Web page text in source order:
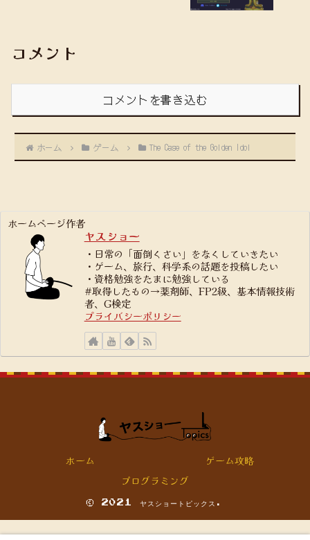
コメント
コメントを書き込む
ホーム ゲーム The Case of the Golden Idol
ホームページ作者
ヤスショー
・日常の「面倒くさい」をなくしていきたい
・ゲーム、旅行、科学系の話題を投稿したい
・資格勉強をたまに勉強している
#取得したもの→薬剤師、FP2級、基本情報技術
者、G検定
プライバシーポリシー
ホーム
ゲーム攻略
プログラミング
© 2021 ヤスショートピックス.